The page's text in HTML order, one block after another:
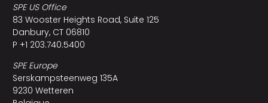
SPE US Office
83 Wooster Heights Road, Suite 125
Danbury, CT 06810
P +1 203.740.5400
SPE Europe
Serskampsteenweg 135A
9230 Wetteren